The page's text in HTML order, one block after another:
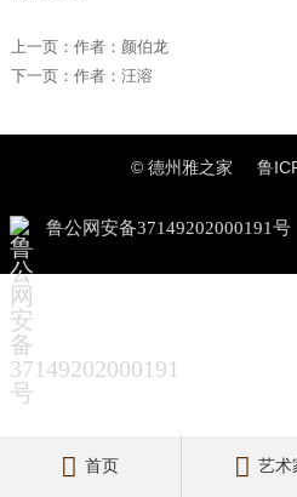
上一页： 作者：颜伯龙
下一页： 作者：汪溶
© 德州雅之家 鲁
鲁公网安备37149202000191号
 首页  艺术